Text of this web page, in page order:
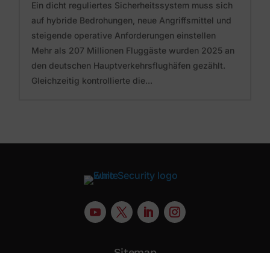
Ein dicht reguliertes Sicherheitssystem muss sich
auf hybride Bedrohungen, neue Angriffsmittel und
steigende operative Anforderungen einstellen
Mehr als 207 Millionen Fluggäste wurden 2025 an
den deutschen Hauptverkehrsflughäfen gezählt.
Gleichzeitig kontrollierte die...